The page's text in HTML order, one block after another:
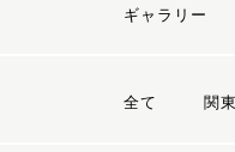
ギャラリー
全て 関東